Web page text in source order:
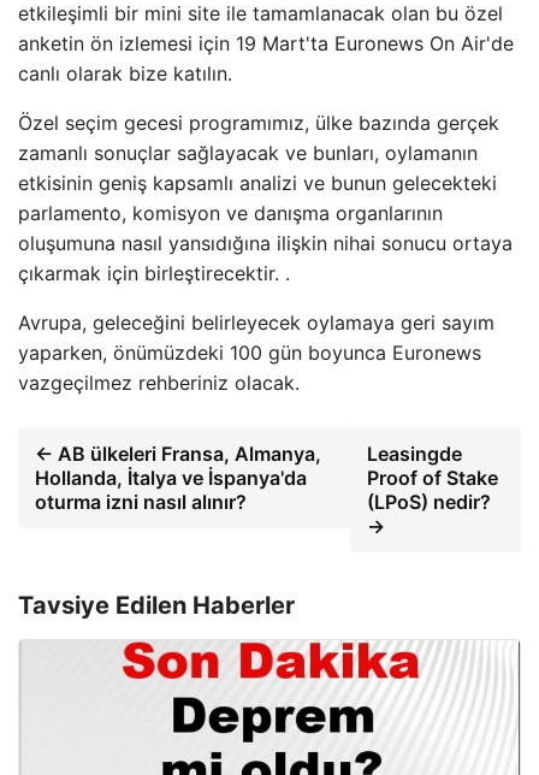
etkileşimli bir mini site ile tamamlanacak olan bu özel
anketin ön izlemesi için 19 Mart'ta Euronews On Air'de
canlı olarak bize katılın.
Özel seçim gecesi programımız, ülke bazında gerçek
zamanlı sonuçlar sağlayacak ve bunları, oylamanın
etkisinin geniş kapsamlı analizi ve bunun gelecekteki
parlamento, komisyon ve danışma organlarının
oluşumuna nasıl yansıdığına ilişkin nihai sonucu ortaya
çıkarmak için birleştirecektir. .
Avrupa, geleceğini belirleyecek oylamaya geri sayım
yaparken, önümüzdeki 100 gün boyunca Euronews
vazgeçilmez rehberiniz olacak.
← AB ülkeleri Fransa, Almanya,
Hollanda, İtalya ve İspanya'da
oturma izni nasıl alınır?
Leasingde
Proof of Stake
(LPoS) nedir?
→
Tavsiye Edilen Haberler